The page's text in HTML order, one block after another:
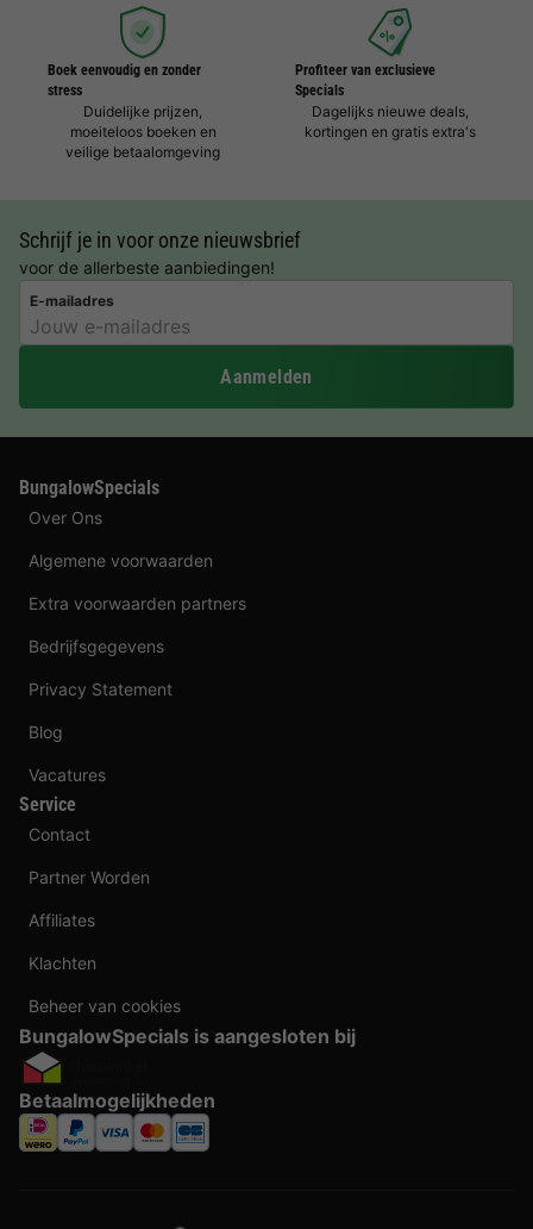
Boek eenvoudig en zonder
stress
Duidelijke prijzen,
moeiteloos boeken en
veilige betaalomgeving
Profiteer van exclusieve
Specials
Dagelijks nieuwe deals,
kortingen en gratis extra's
Schrijf je in voor onze nieuwsbrief
voor de allerbeste aanbiedingen!
E-mailadres
Aanmelden
BungalowSpecials
Over Ons
Algemene voorwaarden
Extra voorwaarden partners
Bedrijfsgegevens
Privacy Statement
Blog
Vacatures
Service
Contact
Partner Worden
Affiliates
Klachten
Beheer van cookies
BungalowSpecials is aangesloten bij
Betaalmogelijkheden